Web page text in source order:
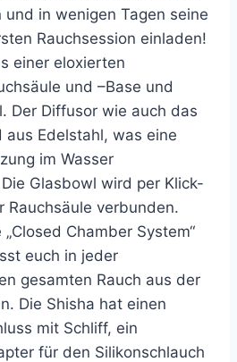
in wenigen Tagen seine
Rauchsession einladen!
einer eloxierten
und –Base und
Der Diffusor wie auch das
aus Edelstahl, was eine
im Wasser
Glasbowl wird per Klick-
Rauchsäule verbunden.
Chamber System“
euch in jeder
gesamten Rauch aus der
Die Shisha hat einen
mit Schliff, ein
für den Silikonschlauch